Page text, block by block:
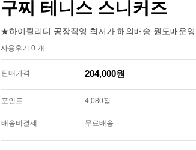
구찌 테니스 스니커즈
★하이퀄리티 공장직영 최저가 해외배송 원도매운
사용후기 0 개
판매가격 204,000원
포인트 4,080점
배송비결제 무료배송